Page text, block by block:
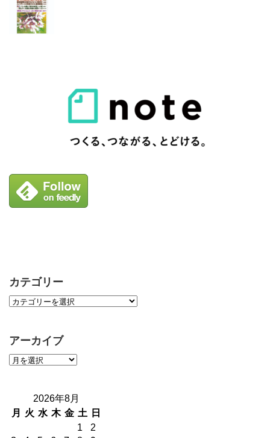
カテゴリー
アーカイブ
2026年8月
月
火 水 木 金 土
日
1
2